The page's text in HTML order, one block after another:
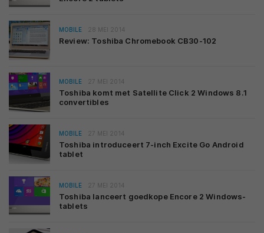
MOBILE 28 MEI 2014
Review: Toshiba Chromebook CB30-102
MOBILE 27 MEI 2014
Toshiba komt met Satellite Click 2 Windows 8.1
convertibles
MOBILE 27 MEI 2014
Toshiba introduceert 7-inch Excite Go Android
tablet
MOBILE 27 MEI 2014
Toshiba lanceert goedkope Encore 2 Windows-
tablets